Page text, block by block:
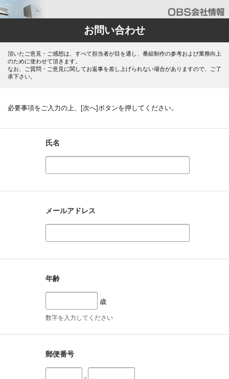
お問い合わせ
頂いたご意見・ご感想は、すべて担当者が目を通し、番組制作の参考および業務向上
のために使わせて頂きます。
なお、ご質問・ご意見に関してお返事を差し上げられない場合がありますので、ご了
承下さい。
必要事項をご入力の上、[次へ]ボタンを押してください。
氏名
メールアドレス
年齢
歳
数字を入力してください
郵便番号
-